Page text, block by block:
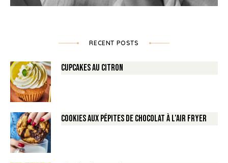
RECENT POSTS
Cupcakes au Citron
Cookies aux pépites de Chocolat à l’air fryer